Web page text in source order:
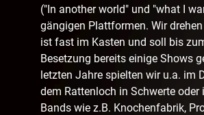
("In another world" und "what I
gängigen Plattformen. Wir
ist fast im Kasten und soll bis
Besetzung bereits einige Shows
letzten Jahre spielten wir u.a. im
dem Rattenloch in Schwerte
Bands wie z.B. Knochenfabrik,